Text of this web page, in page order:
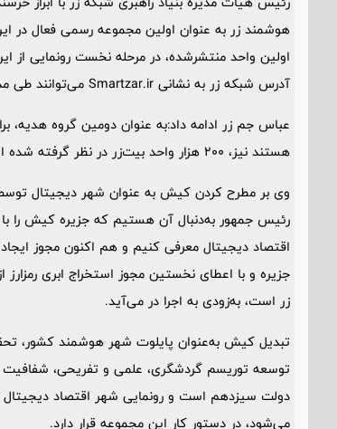
اولین واحد منتشرشده، در مرحله نخست رونمایی
آدرس شبکه زر به نشانی Smartzar.ir می‌توانند طی مدت 30 روز ثبت‌نام و هدیه‌ی خود را دریافت کنند.
عباس جم زر ادامه داد:به عنوان دومین گروه
هستند نیز، ۲۰۰ هزار واحد بیت‌زر در نظر گرفته شده است.
وی بر مطرح کردن کیش به عنوان شهر دیجیتال توسط
رئیس جمهور به‌دنبال آن هستیم که جزیره کیش را با
اقتصاد دیجیتال معرفی کنیم و هم اکنون مجوز
جزیره و با اعطای نخستین مجوز استخراج ابری
زر است، به‌زودی به اجرا در می‌آید.
تبدیل کیش به‌عنوان پایلوت شهر هوشمند کشور،
توسعه توریسم گردشگری، علمی و تفریحی، شفافیت
دولت سیزدهم است و رونمایی شهر اقتصاد دیجیتال
می‌شود، در دستور کار این مجموعه قرار دارد.